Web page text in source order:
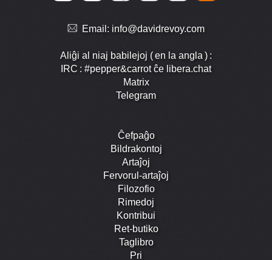
Email: info@davidrevoy.com
Aliĝi al niaj babilejoj ( en la angla ) :
IRC : #pepper&carrot ĉe libera.chat
Matrix
Telegram
Ĉefpaĝo
Bildrakontoj
Artaĵoj
Fervorul-artaĵoj
Filozofio
Rimedoj
Kontribui
Ret-butiko
Taglibro
Pri